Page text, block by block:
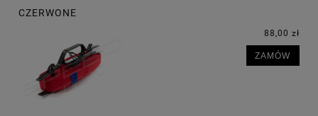
CZERWONE
88,00 zł
ZAMÓW